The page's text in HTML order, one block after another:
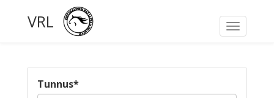
Toggle
VRL
Tunnus*